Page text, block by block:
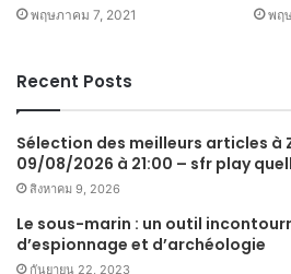
พฤษภาคม 7, 2021 พฤ
Recent Posts
Sélection des meilleurs articles à
09/08/2026 à 21:00 – sfr play
สิงหาคม 9, 2026
Le sous-marin : un outil
d’espionnage et d’archéologie
กันยายน 22, 2023